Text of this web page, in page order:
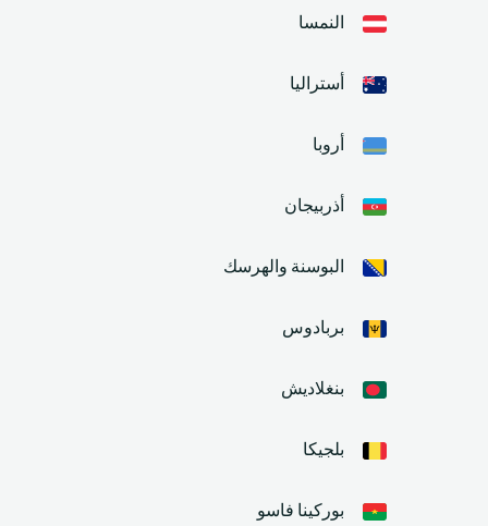
النمسا
أستراليا
أروبا
أذربيجان
البوسنة والهرسك
بربادوس
بنغلاديش
بلجيكا
بوركينا فاسو